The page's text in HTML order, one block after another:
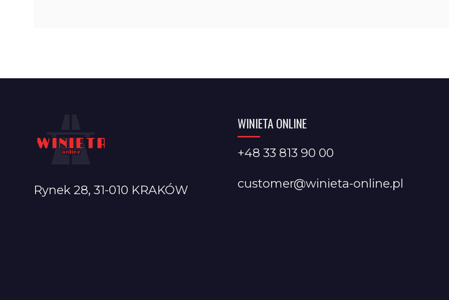
Rynek 28, 31-010 KRAKÓW
WINIETA ONLINE
+48 33 813 90 00
customer@winieta-online.pl